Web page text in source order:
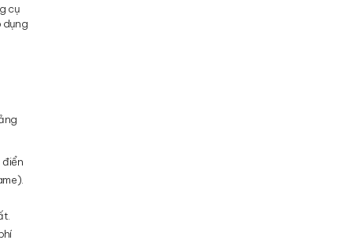
cụ
dụng
điển